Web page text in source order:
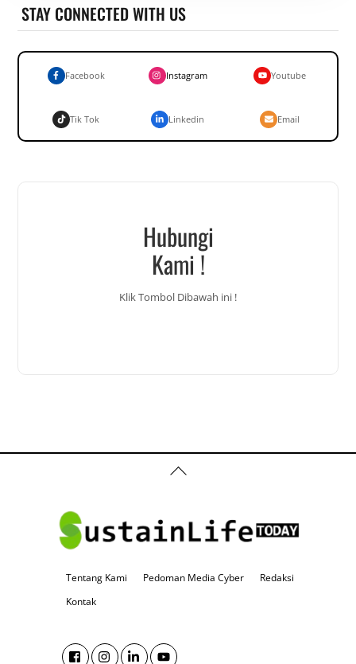
STAY CONNECTED WITH US
Facebook Instagram Youtube
Tik Tok Linkedin Email
Hubungi
Kami !
Klik Tombol Dibawah ini !
Back
To
Tentang Kami Pedoman Media Cyber
Redaksi
Kontak